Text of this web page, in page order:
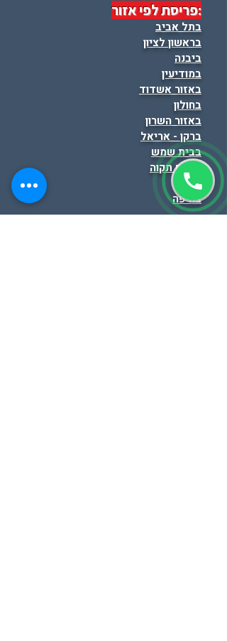
:פריסת לפי אזור
בתל אביב
בראשון לציון
ביבנה
במודיעין
באזור אשדוד
בחולון
באזור השרון
ברקן - אריאל
בבית שמש
בפתח תקוה
בלוד
בחיפה